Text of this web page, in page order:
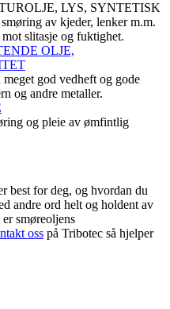
LYS, SYNTETISK
av kjeder, lenker m.m.
slitasje og fuktighet.
OLJE,
god vedheft og gode
og andre metaller.
og pleie av ømfintlig
best for deg, og hvordan du
andre ord helt og holdent av
smøreoljens
oss på Tribotec så hjelper